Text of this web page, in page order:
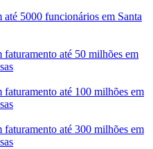
5000 funcionários em Santa
até 50 milhões em
até 100 milhões em
até 300 milhões em